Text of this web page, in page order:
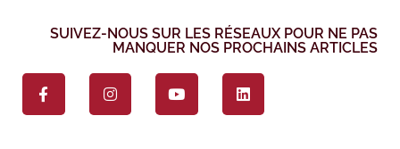
SUIVEZ-NOUS SUR LES RÉSEAUX POUR NE PAS
MANQUER NOS PROCHAINS ARTICLES